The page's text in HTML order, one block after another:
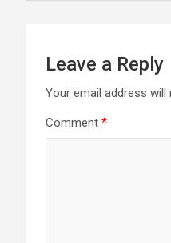
Leave a Reply
Your email address will
Comment *